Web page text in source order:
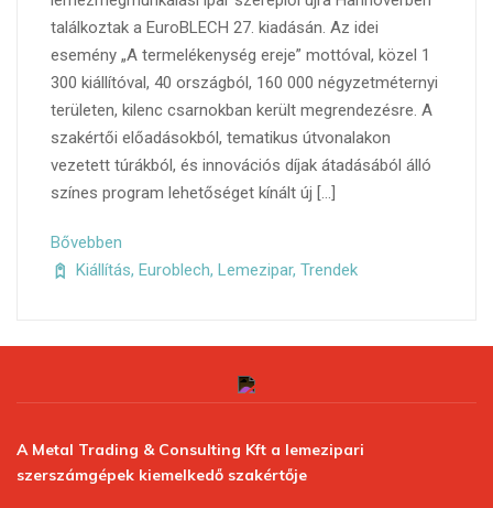
találkoztak a EuroBLECH 27. kiadásán. Az idei
esemény „A termelékenység ereje” mottóval, közel 1
300 kiállítóval, 40 országból, 160 000 négyzetméternyi
területen, kilenc csarnokban került megrendezésre. A
szakértői előadásokból, tematikus útvonalakon
vezetett túrákból, és innovációs díjak átadásából álló
színes program lehetőséget kínált új […]
Bővebben
Kiállítás, Euroblech, Lemezipar, Trendek
A Metal Trading & Consulting Kft a lemezipari
szerszámgépek kiemelkedő szakértője